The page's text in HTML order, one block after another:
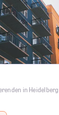
in